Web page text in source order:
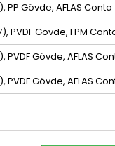
Gövde, AFLAS Conta
PVDF Gövde, FPM
Gövde, AFLAS
Gövde, AFLAS